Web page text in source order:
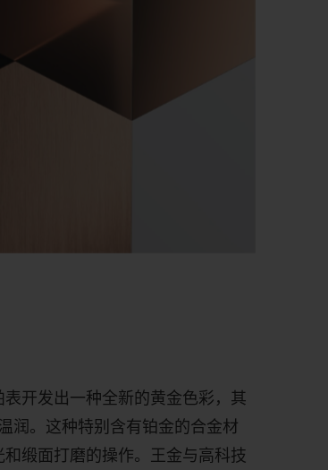
开发出一种全新的黄金色彩，其
润。这种特别含有铂金的合金材
缎面打磨的操作。
王金与高科技